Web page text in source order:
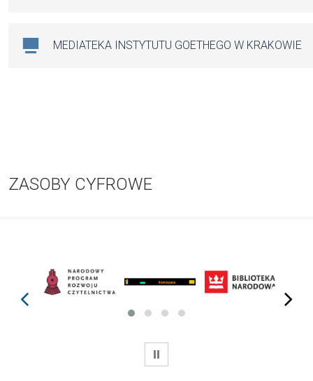
MEDIATEKA INSTYTUTU GOETHEGO W KRAKOWIE
ZASOBY CYFROWE
prev next
WSTRZYMAJ